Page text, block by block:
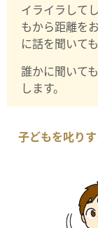
イライラして
もから距離を
に話を聞いて
誰かに聞いて
します。
子どもを叱り